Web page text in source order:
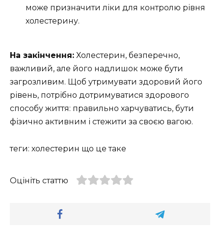
може призначити ліки для контролю рівня
холестерину.
На закінчення: Холестерин, безперечно,
важливий, але його надлишок може бути
загрозливим. Щоб утримувати здоровий його
рівень, потрібно дотримуватися здорового
способу життя: правильно харчуватись, бути
фізично активним і стежити за своєю вагою.
теги: холестерин що це таке
Оцініть статтю